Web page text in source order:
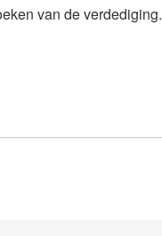
van de verdediging.